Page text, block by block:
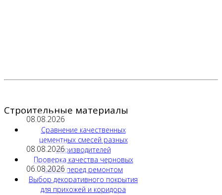
Строительные материалы
08.08.2026
Сравнение качественных
цементных смесей разных
производителей
08.08.2026
Проверка качества черновых
работ перед ремонтом
06.08.2026
Выбор декоративного покрытия
для прихожей и коридора